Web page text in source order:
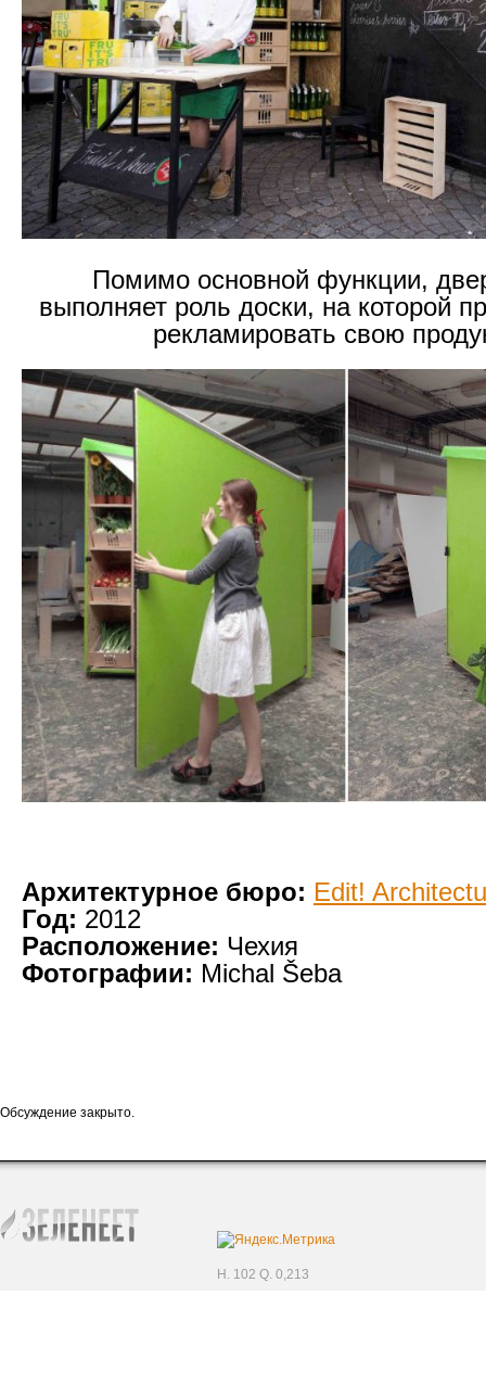
Помимо основной функции,
выполняет роль доски, на которой
рекламировать свою
Архитектурное бюро: Edit!
Год: 2012
Расположение: Чехия
Фотографии: Michal Šeba
Обсуждение закрыто.
H. 102 Q. 0,213